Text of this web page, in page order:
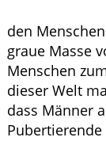
GESUND IM
den
graue Masse
Menschen
dieser Welt
dass Männer